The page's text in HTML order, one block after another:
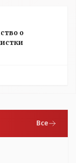
о
Все